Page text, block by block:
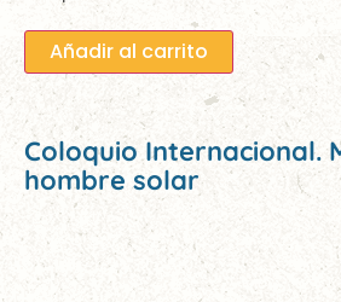
Añadir al carrito
Coloquio Internacional.
hombre solar